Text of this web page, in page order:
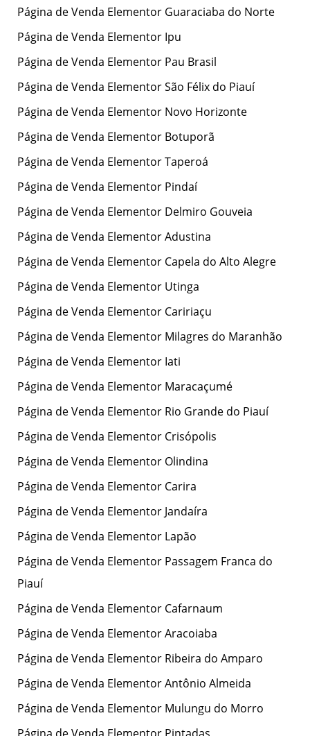
Página de Venda Elementor Guaraciaba do Norte
Página de Venda Elementor Ipu
Página de Venda Elementor Pau Brasil
Página de Venda Elementor São Félix do Piauí
Página de Venda Elementor Novo Horizonte
Página de Venda Elementor Botuporã
Página de Venda Elementor Taperoá
Página de Venda Elementor Pindaí
Página de Venda Elementor Delmiro Gouveia
Página de Venda Elementor Adustina
Página de Venda Elementor Capela do Alto Alegre
Página de Venda Elementor Utinga
Página de Venda Elementor Caririaçu
Página de Venda Elementor Milagres do Maranhão
Página de Venda Elementor Iati
Página de Venda Elementor Maracaçumé
Página de Venda Elementor Rio Grande do Piauí
Página de Venda Elementor Crisópolis
Página de Venda Elementor Olindina
Página de Venda Elementor Carira
Página de Venda Elementor Jandaíra
Página de Venda Elementor Lapão
Página de Venda Elementor Passagem Franca do
Piauí
Página de Venda Elementor Cafarnaum
Página de Venda Elementor Aracoiaba
Página de Venda Elementor Ribeira do Amparo
Página de Venda Elementor Antônio Almeida
Página de Venda Elementor Mulungu do Morro